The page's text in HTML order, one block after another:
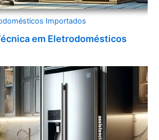
Importados
em Eletrodomésticos